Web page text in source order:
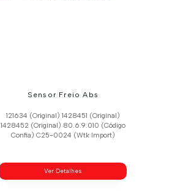
Sensor Freio Abs
121634 (Original) 1428451 (Original)
1428452 (Original) 80.6.9.010 (Código
Confia) C25-0024 (Wtk Import)
Ver Detalhes